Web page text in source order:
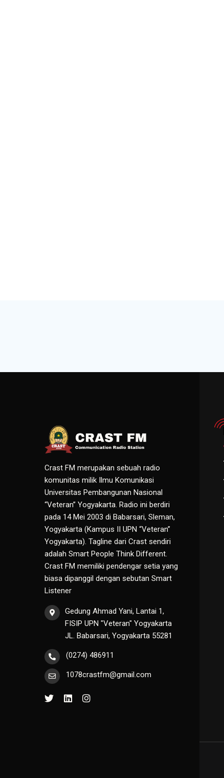
Crast FM merupakan sebuah radio
komunitas milik Ilmu Komunikasi
Universitas Pembangunan Nasional
“Veteran” Yogyakarta. Radio ini berdiri
pada 14 Mei 2003 di Babarsari, Sleman,
Yogyakarta (Kampus II UPN “Veteran”
Yogyakarta). Tagline dari Crast sendiri
adalah Smart People Think Different.
Crast FM memiliki pendengar setia yang
biasa dipanggil dengan sebutan Smart
Listener
Gedung Ahmad Yani, Lantai 1,
FISIP UPN "Veteran" Yogyakarta
JL. Babarsari, Yogyakarta 55281
(0274) 486911
1078crastfm@gmail.com